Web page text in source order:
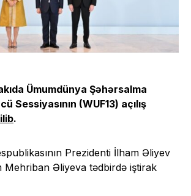
Ümumdünya Şəhərsalma
Sessiyasının (WUF13) açılış
.
Prezidenti İlham Əliyev
Mehriban Əliyeva tədbirdə iştirak